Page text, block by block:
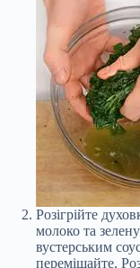
Розігрійте
молоко та
вустерським
перемішайте.